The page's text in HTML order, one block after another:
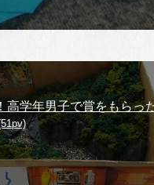
高学年男子で賞をもらっ